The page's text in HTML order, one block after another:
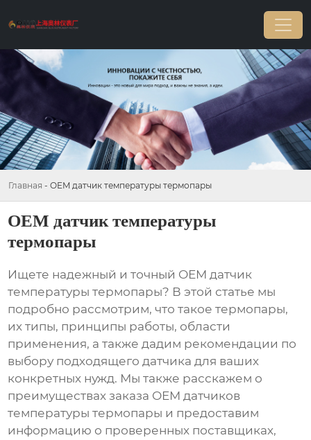
Главная - OEM датчик температуры термопары
OEM датчик температуры
термопары
Ищете надежный и точный OEM датчик
температуры термопары? В этой статье мы
подробно рассмотрим, что такое термопары,
их типы, принципы работы, области
применения, а также дадим рекомендации по
выбору подходящего датчика для ваших
конкретных нужд. Мы также расскажем о
преимуществах заказа OEM датчиков
температуры термопары и предоставим
информацию о проверенных поставщиках,